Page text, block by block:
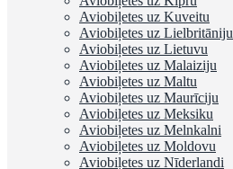
Aviobiļetes uz Kuveitu
Aviobiļetes uz Lielbritāniju
Aviobiļetes uz Lietuvu
Aviobiļetes uz Malaiziju
Aviobiļetes uz Maltu
Aviobiļetes uz Maurīciju
Aviobiļetes uz Meksiku
Aviobiļetes uz Melnkalni
Aviobiļetes uz Moldovu
Aviobiļetes uz Nīderlandi